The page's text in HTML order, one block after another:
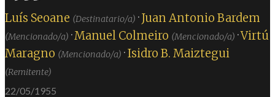
Luís Seoane (Destinatario/a) ·Juan Antonio Bardem
(Mencionado/a) ·Manuel Colmeiro (Mencionado/a) ·Virtú
Maragno (Mencionado/a) ·Isidro B. Maiztegui
(Remitente)
22/05/1955